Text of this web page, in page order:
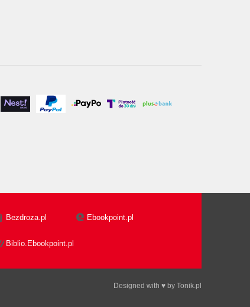
Bezdroza.pl Ebookpoint.pl
Biblio.Ebookpoint.pl
Designed with ♥ by Tonik.pl